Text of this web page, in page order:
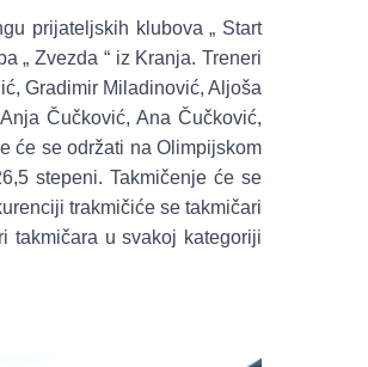
prijateljskih klubova „ Start
„ Zvezda “ iz Kranja. Treneri
Gradimir Miladinović, Aljoša
Čučković, Ana Čučković,
će se održati na Olimpijskom
stepeni. Takmičenje će se
trakmičiće se takmičari
takmičara u svakoj kategoriji